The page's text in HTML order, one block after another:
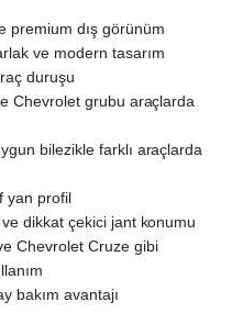
premium dış görünüm
ve modern tasarım
duruşu
Chevrolet grubu araçlarda
bilezikle farklı araçlarda
yan profil
dikkat çekici jant konumu
Chevrolet Cruze gibi
bakım avantajı